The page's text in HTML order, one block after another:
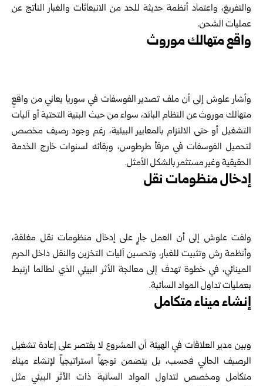
والتفريغ، واعتماد أنظمة حديثة للحد من ‏الانبعاثات والغبار الناتج عن
عمليات الشحن.‏
واقع متهالك موروث
وأشار علوش إلى أن ملف تصدير الفوسفات في سوريا يعاني من واقعٍ
متهالك موروث ‏عن النظام البائد، سواء من حيث البنية التحتية أو آليات
التشغيل أو حتى الالتزام بالمعايير ‏البيئية، رغم وجود رصيف مخصص
لتحميل الفوسفات في مرفأ طرطوس، وبقائه ‏لسنوات خارج الخدمة
الحقيقية وغير مستثمر بالشكل الأمثل.‏
إدخال منظومات نقل
ولفت علوش إلى أن العمل جارٍ على إدخال منظومات نقل مغلقة،
وأنظمة رش وتثبيت ‏للغبار، وتحسين آليات التخزين والنقل داخل الحرم
المينائي، في خطوة تهدف إلى معالجة ‏الأثر البيئي الذي لطالما ارتبط
بعمليات تداول المواد السائبة.‏
إنشاء ميناء متكامل
وبين مدير العلاقات في الهيئة أن المشروع لا يقتصر على إعادة تشغيل
الرصيف الحالي ‏فحسب، بل يتضمن توجهاً استراتيجياً لإنشاء ميناء
متكامل ومخصص لتداول المواد ‏السائبة ذات الأثر البيئي مثل